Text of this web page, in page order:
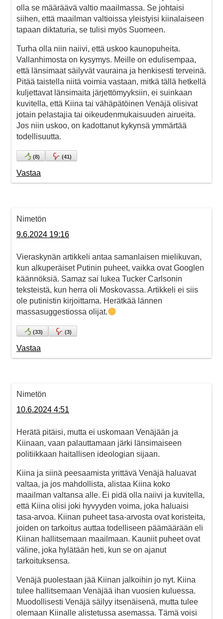
olla se määräävä valtio maailmassa. Se johtaisi
siihen, että maailman valtioissa yleistyisi kiinalaiseen
tapaan diktaturia, se tulisi myös Suomeen.
Turha olla niin naiivi, että uskoo kaunopuheita.
Vallanhimosta on kysymys. Meille on edulisempaa,
että länsimaat säilyvät vauraina ja henkisesti terveinä.
Pitää taistella niitä voimia vastaan, mitkä tällä hetkellä
kuljettavat länsimaita järjettömyyksiin, ei suinkaan
kuvitella, että Kiina tai vähäpätöinen Venäjä olisivat
jotain pelastajia tai oikeudenmukaisuuden airueita.
Jos niin uskoo, on kadottanut kykynsä ymmärtää
todellisuutta.
(8) (41)
Vastaa
Nimetön
9.6.2024 19:16
Vieraskynän artikkeli antaa samanlaisen mielikuvan,
kun alkuperäiset Putinin puheet, vaikka ovat Googlen
käännöksiä. Samaz sai lukea Tucker Carlsonin
teksteistä, kun herra oli Moskovassa. Artikkeli ei siis
ole putinistin kirjoittama. Herätkää lännen
massasuggestiossa olijat.
(33) (3)
Vastaa
Nimetön
10.6.2024 4:51
Herätä pitäisi, mutta ei uskomaan Venäjään ja
Kiinaan, vaan palauttamaan järki länsimaiseen
politiikkaan haitallisen ideologian sijaan.
Kiina ja siinä peesaamista yrittävä Venäjä haluavat
valtaa, ja jos mahdollista, alistaa Kiina koko
maailman valtansa alle. Ei pidä olla naiivi ja kuvitella,
että Kiina olisi joki hyvyyden voima, joka haluaisi
tasa-arvoa. Kiinan puheet tasa-arvosta ovat koristeita,
joiden on tarkoitus auttaa todelliseen päämäärään eli
Kiinan hallitsemaan maailmaan. Kauniit puheet ovat
väline, joka hylätään heti, kun se on ajanut
tarkoituksensa.
Venäjä puolestaan jää Kiinan jalkoihin jo nyt. Kiina
tulee hallitsemaan Venäjää ihan vuosien kuluessa.
Muodollisesti Venäjä säilyy itsenäisenä, mutta tulee
olemaan Kiinalle alistetussa asemassa. Tämä voisi